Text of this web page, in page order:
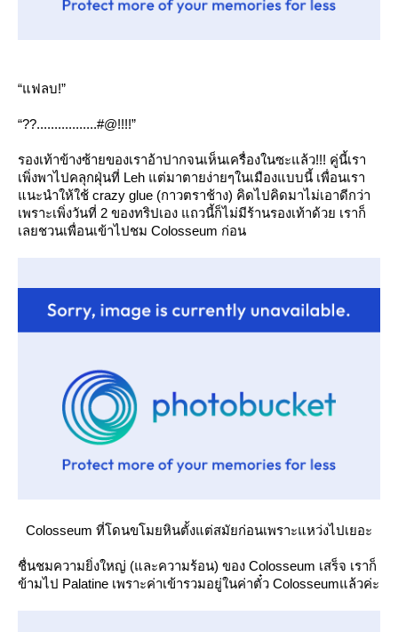
“แฟลบ!”
“??.................#@!!!!”
รองเท้าข้างซ้ายของเราอ้าปากจนเห็นเครื่องในซะแล้ว!!! คู่นี้เรา
เพิ่งพาไปคลุกฝุ่นที่ Leh แต่มาตายง่ายๆในเมืองแบบนี้ เพื่อนเรา
นะนำให้ใช้ crazy glue (กาวตราช้าง) คิดไปคิดมาไม่เอาดีกว่า
เพราะเพิ่งวันที่ 2 ของทริปเอง แถวนี้ก็ไม่มีร้านรองเท้าด้วย เราก็
เลยชวนเพื่อนเข้าไปชม Colosseum ก่อน
Colosseum ที่โดนขโมยหินตั้งแต่สมัยก่อนเพราะแหว่งไปเยอะ
ชื่นชมความยิ่งใหญ่ (และความร้อน) ของ Colosseum เสร็จ เราก็
ข้ามไป Palatine เพราะค่าเข้ารวมอยู่ในค่าตั๋ว Colosseumแล้วค่ะ